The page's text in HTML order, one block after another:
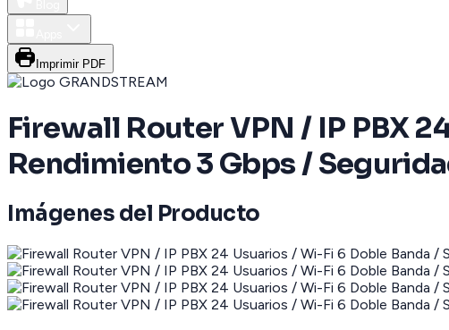
Imprimir PDF
Firewall Router VPN / IP PBX
Rendimiento 3 Gbps /
Imágenes del Producto